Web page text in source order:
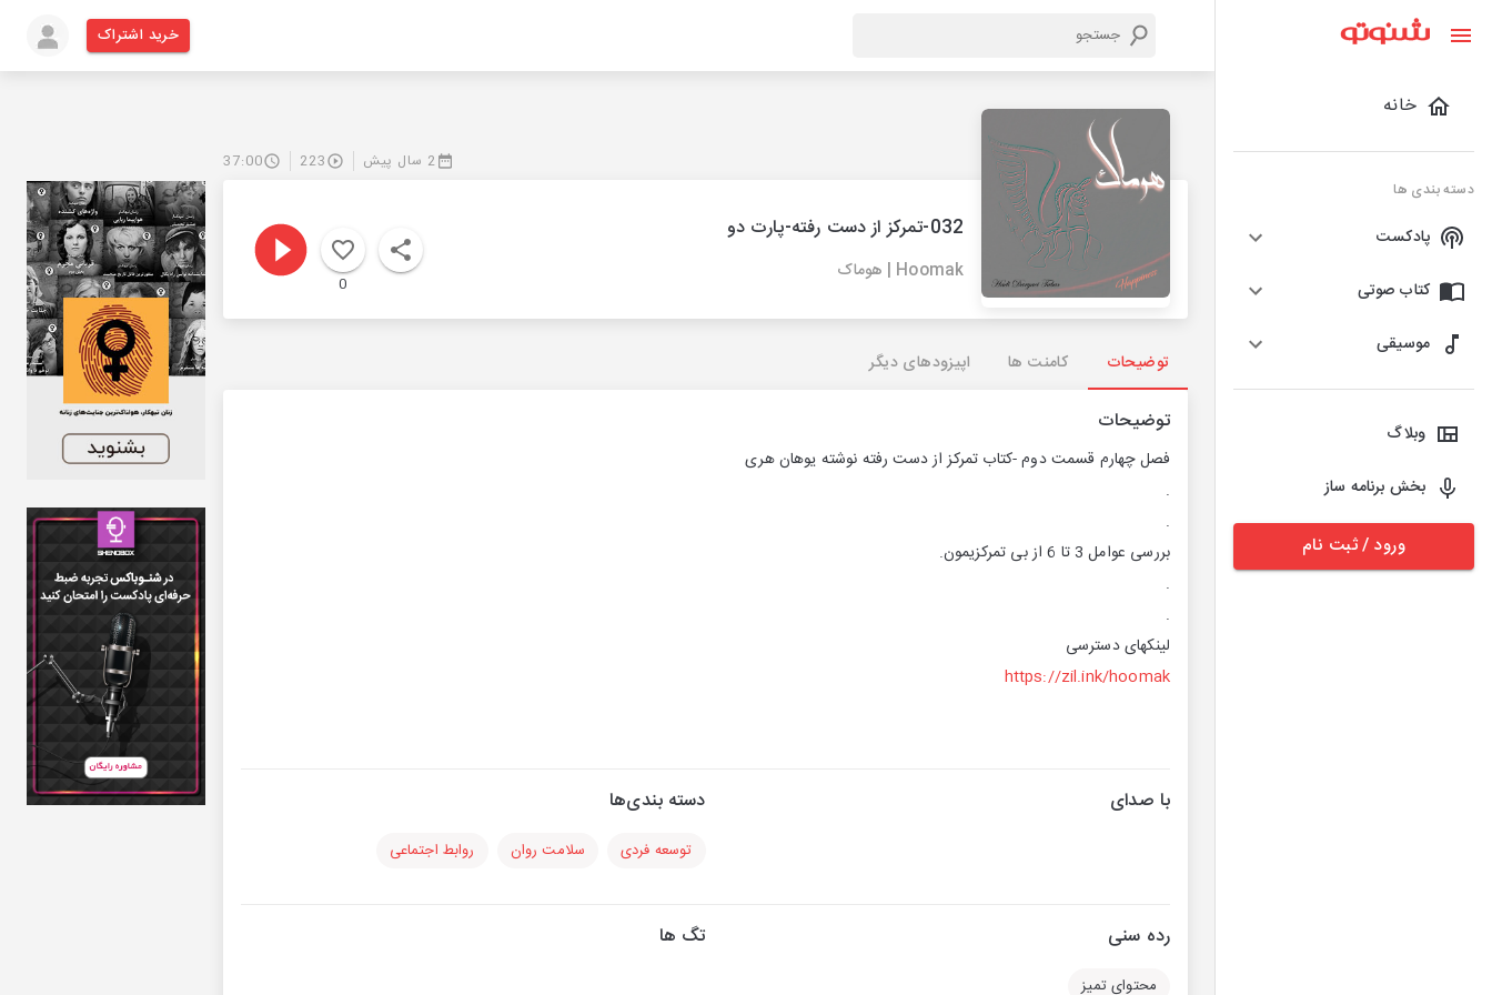
خانه
دسته بندی ها
پادکست
کتاب صوتی
موسیقی
وبلاگ
بخش برنامه ساز
ورود / ثبت نام
خرید اشتراک
2 سال پیش 223
37:00
032-تمرکز از دست رفته-پارت دو
Hoomak | هوماک
0
توضیحات کامنت ها اپیزودهای دیگر
توضیحات
فصل چهارم قسمت دوم -کتاب تمرکز از دست رفته نوشته یوهان هری
.
.
بررسی عوامل 3 تا 6 از بی تمرکزیمون.
.
.
لینکهای دسترسی
https://zil.ink/hoomak
با صدای دسته بندی‌ها
توسعه فردی سلامت روان روابط اجتماعی
رده سنی
محتوای تمیز
تگ ها